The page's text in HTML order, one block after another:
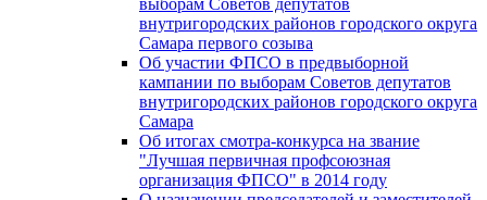
внутригородских районов городского округа
Самара первого созыва
Об участии ФПСО в предвыборной
кампании по выборам Советов депутатов
внутригородских районов городского округа
Самара
Об итогах смотра-конкурса на звание
"Лучшая первичная профсоюзная
организация ФПСО" в 2014 году